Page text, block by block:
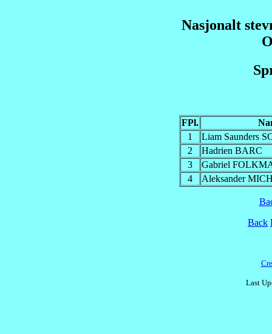
Nasjonalt
FPl.
1
Liam Saunders
2
Hadrien BARC
3
Gabriel
4
Aleksander
Back
Last